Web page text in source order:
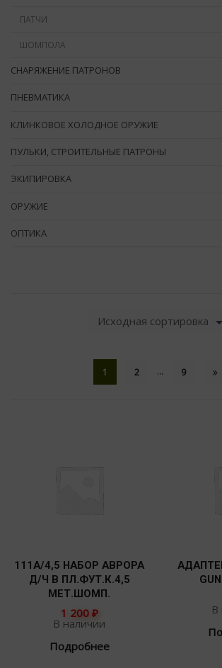
Исходная сортировка
1 2 … 9
111А/4,5 НАБОР АВРОРА
Д/Ч В ПЛ.ФУТ.К.4,5
МЕТ.ШОМП.
1 200 ₽
В наличии
Подробнее
В
ПАТЧИ
ШОМПОЛА
СНАРЯЖЕНИЕ ПАТРОНОВ
ПНЕВМАТИКА
КЛИНКОВОЕ ХОЛОДНОЕ ОРУЖИЕ
ПУЛЬКИ, СТРОИТЕЛЬНЫЕ ПАТРОНЫ
ЭКИПИРОВКА
ОРУЖИЕ
ОПТИКА